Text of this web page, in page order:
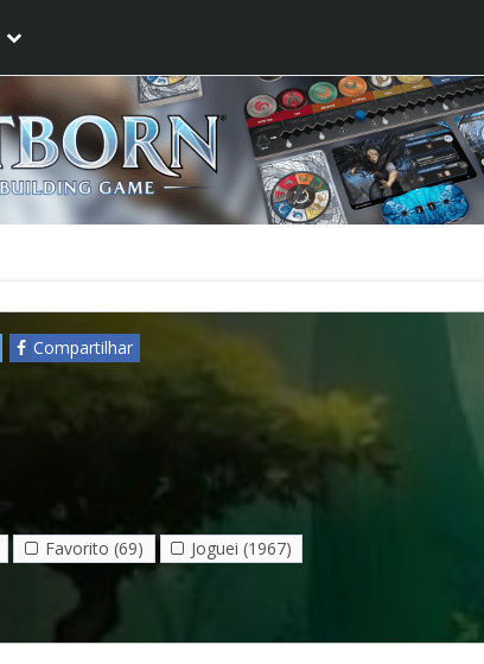
Compartilhar
Favorito (69) Joguei (1967)